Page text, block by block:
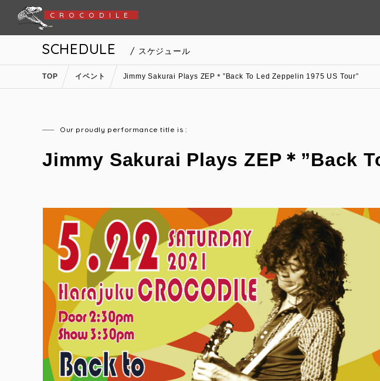
CROCODILE
SCHEDULE / スケジュール
TOP イベント Jimmy Sakurai Plays ZEP＊”Back To Led Zeppelin 1975 US Tour”
Our proudly performance title is :
Jimmy Sakurai Plays ZEP＊”Back